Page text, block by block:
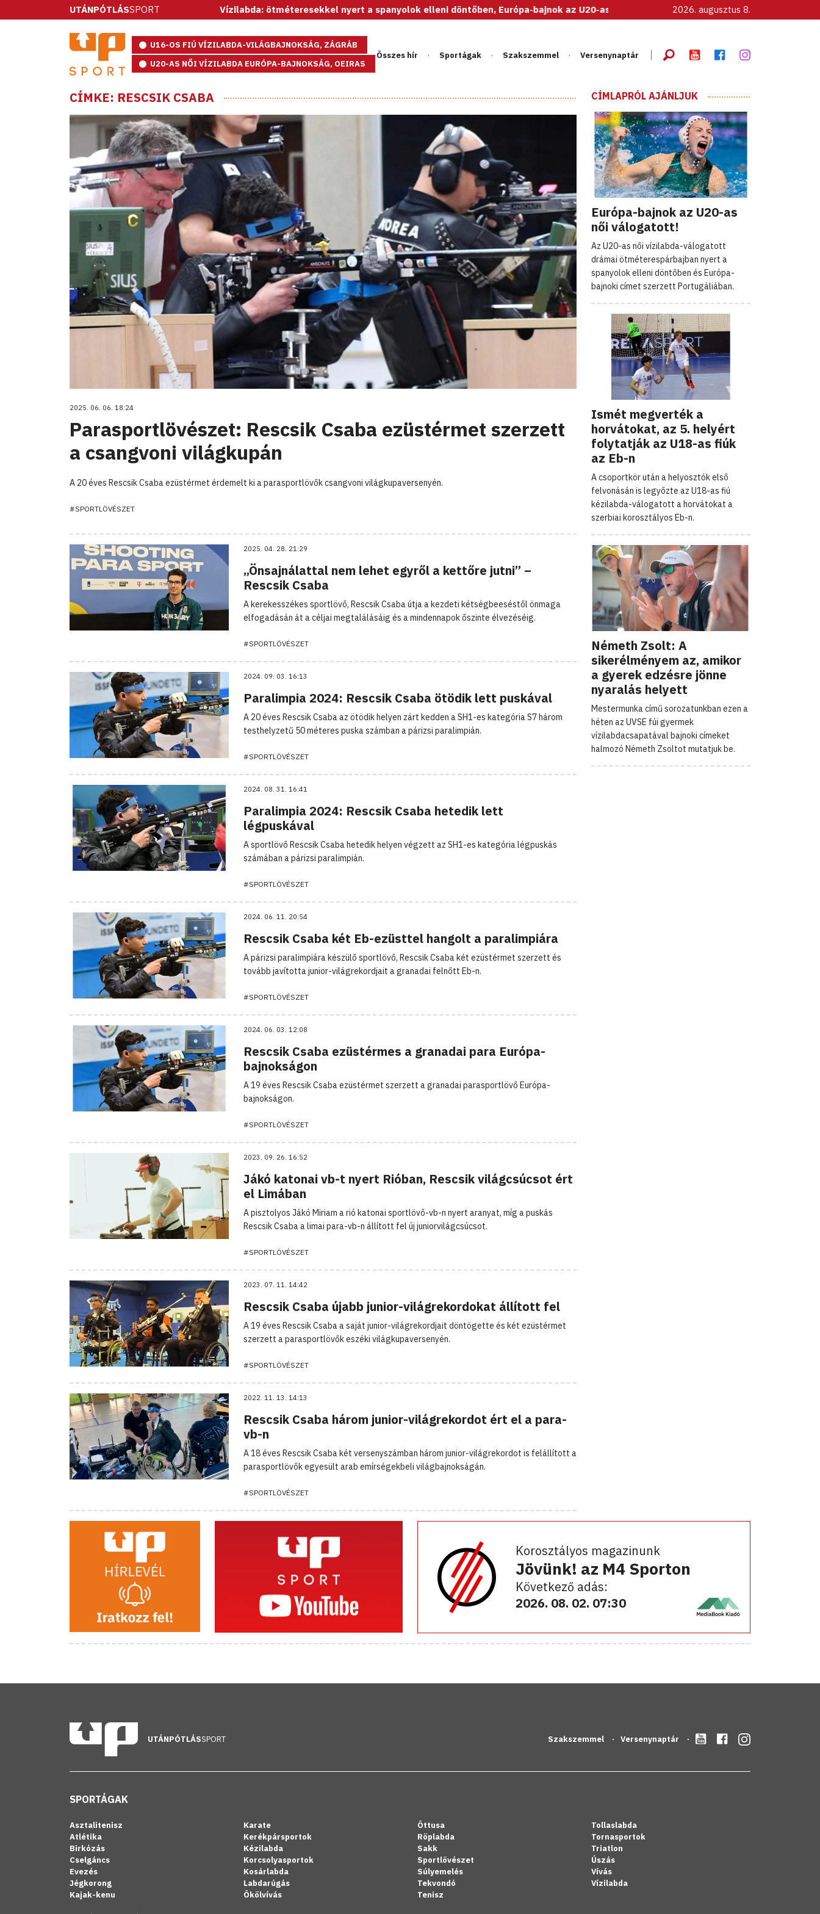
UTÁNPÓTLÁSSPORTVízilabda: ötméteresekkel nyert a spanyolok elleni döntőben, Európa-bajnok az U20-as női válogatott! 2026. augusztus 8.
U16-OS FIÚ VÍZILABDA-VILÁGBAJNOKSÁG, ZÁGRÁB
U20-AS NŐI VÍZILABDA EURÓPA-BAJNOKSÁG, OEIRAS
Összes hír Sportágak Szakszemmel Versenynaptár
CÍMKE: RESCSIK CSABA
2025. 06. 06. 18:24
Parasportlövészet: Rescsik Csaba ezüstérmet szerzett
a csangvoni világkupán
A 20 éves Rescsik Csaba ezüstérmet érdemelt ki a parasportlövők csangvoni világkupaversenyén.
#SPORTLÖVÉSZET
2025. 04. 28. 21:29
„Önsajnálattal nem lehet egyről a kettőre jutni” –
Rescsik Csaba
A kerekesszékes sportlövő, Rescsik Csaba útja a kezdeti kétségbeeséstől önmaga
elfogadásán át a céljai megtalálásáig és a mindennapok őszinte élvezéséig.
#SPORTLÖVÉSZET
2024. 09. 03. 16:13
Paralimpia 2024: Rescsik Csaba ötödik lett puskával
A 20 éves Rescsik Csaba az ötödik helyen zárt kedden a SH1-es kategória S7 három
testhelyzetű 50 méteres puska számban a párizsi paralimpián.
#SPORTLÖVÉSZET
2024. 08. 31. 16:41
Paralimpia 2024: Rescsik Csaba hetedik lett
légpuskával
A sportlövő Rescsik Csaba hetedik helyen végzett az SH1-es kategória légpuskás
számában a párizsi paralimpián.
#SPORTLÖVÉSZET
2024. 06. 11. 20:54
Rescsik Csaba két Eb-ezüsttel hangolt a paralimpiára
A párizsi paralimpiára készülő sportlövő, Rescsik Csaba két ezüstérmet szerzett és
tovább javította junior-világrekordjait a granadai felnőtt Eb-n.
#SPORTLÖVÉSZET
2024. 06. 03. 12:08
Rescsik Csaba ezüstérmes a granadai para Európa-
bajnokságon
A 19 éves Rescsik Csaba ezüstérmet szerzett a granadai parasportlövő Európa-
bajnokságon.
#SPORTLÖVÉSZET
2023. 09. 26. 16:52
Jákó katonai vb-t nyert Rióban, Rescsik világcsúcsot ért
el Limában
A pisztolyos Jákó Miriam a rió katonai sportlövő-vb-n nyert aranyat, míg a puskás
Rescsik Csaba a limai para-vb-n állított fel új juniorvilágcsúcsot.
#SPORTLÖVÉSZET
2023. 07. 11. 14:42
Rescsik Csaba újabb junior-világrekordokat állított fel
A 19 éves Rescsik Csaba a saját junior-világrekordjait döntögette és két ezüstérmet
szerzett a parasportlövők eszéki világkupaversenyén.
#SPORTLÖVÉSZET
2022. 11. 13. 14:13
Rescsik Csaba három junior-világrekordot ért el a para-
vb-n
A 18 éves Rescsik Csaba két versenyszámban három junior-világrekordot is felállított a
parasportlövők egyesült arab emírségekbeli világbajnokságán.
#SPORTLÖVÉSZET
CÍMLAPRÓL AJÁNLJUK
Európa-bajnok az U20-as
női válogatott!
Az U20-as női vízilabda-válogatott
drámai ötméterespárbajban nyert a
spanyolok elleni döntőben és Európa-
bajnoki címet szerzett Portugáliában.
Ismét megverték a
horvátokat, az 5. helyért
folytatják az U18-as fiúk
az Eb-n
A csoportkör után a helyosztók első
felvonásán is legyőzte az U18-as fiú
kézilabda-válogatott a horvátokat a
szerbiai korosztályos Eb-n.
Németh Zsolt: A
sikerélményem az, amikor
a gyerek edzésre jönne
nyaralás helyett
Mestermunka című sorozatunkban ezen a
héten az UVSE fúi gyermek
vízilabdacsapatával bajnoki címeket
halmozó Németh Zsoltot mutatjuk be.
Korosztályos magazinunk
Jövünk! az M4 Sporton
Következő adás:
2026. 08. 02. 07:30
UTÁNPÓTLÁSSPORT Szakszemmel Versenynaptár
SPORTÁGAK
Asztalitenisz
Atlétika
Birkózás
Cselgáncs
Evezés
Jégkorong
Kajak-kenu
Karate
Kerékpársportok
Kézilabda
Korcsolyasportok
Kosárlabda
Labdarúgás
Ökölvívás
Öttusa
Röplabda
Sakk
Sportlövészet
Súlyemelés
Tekvondó
Tenisz
Tollaslabda
Tornasportok
Triatlon
Úszás
Vívás
Vízilabda